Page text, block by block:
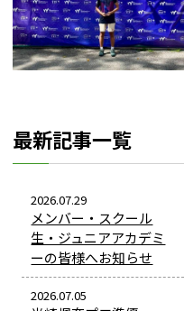
最新記事一覧
2026.07.29
メンバー・スクール
生・ジュニアアカデミ
ーの皆様へお知らせ
2026.07.05